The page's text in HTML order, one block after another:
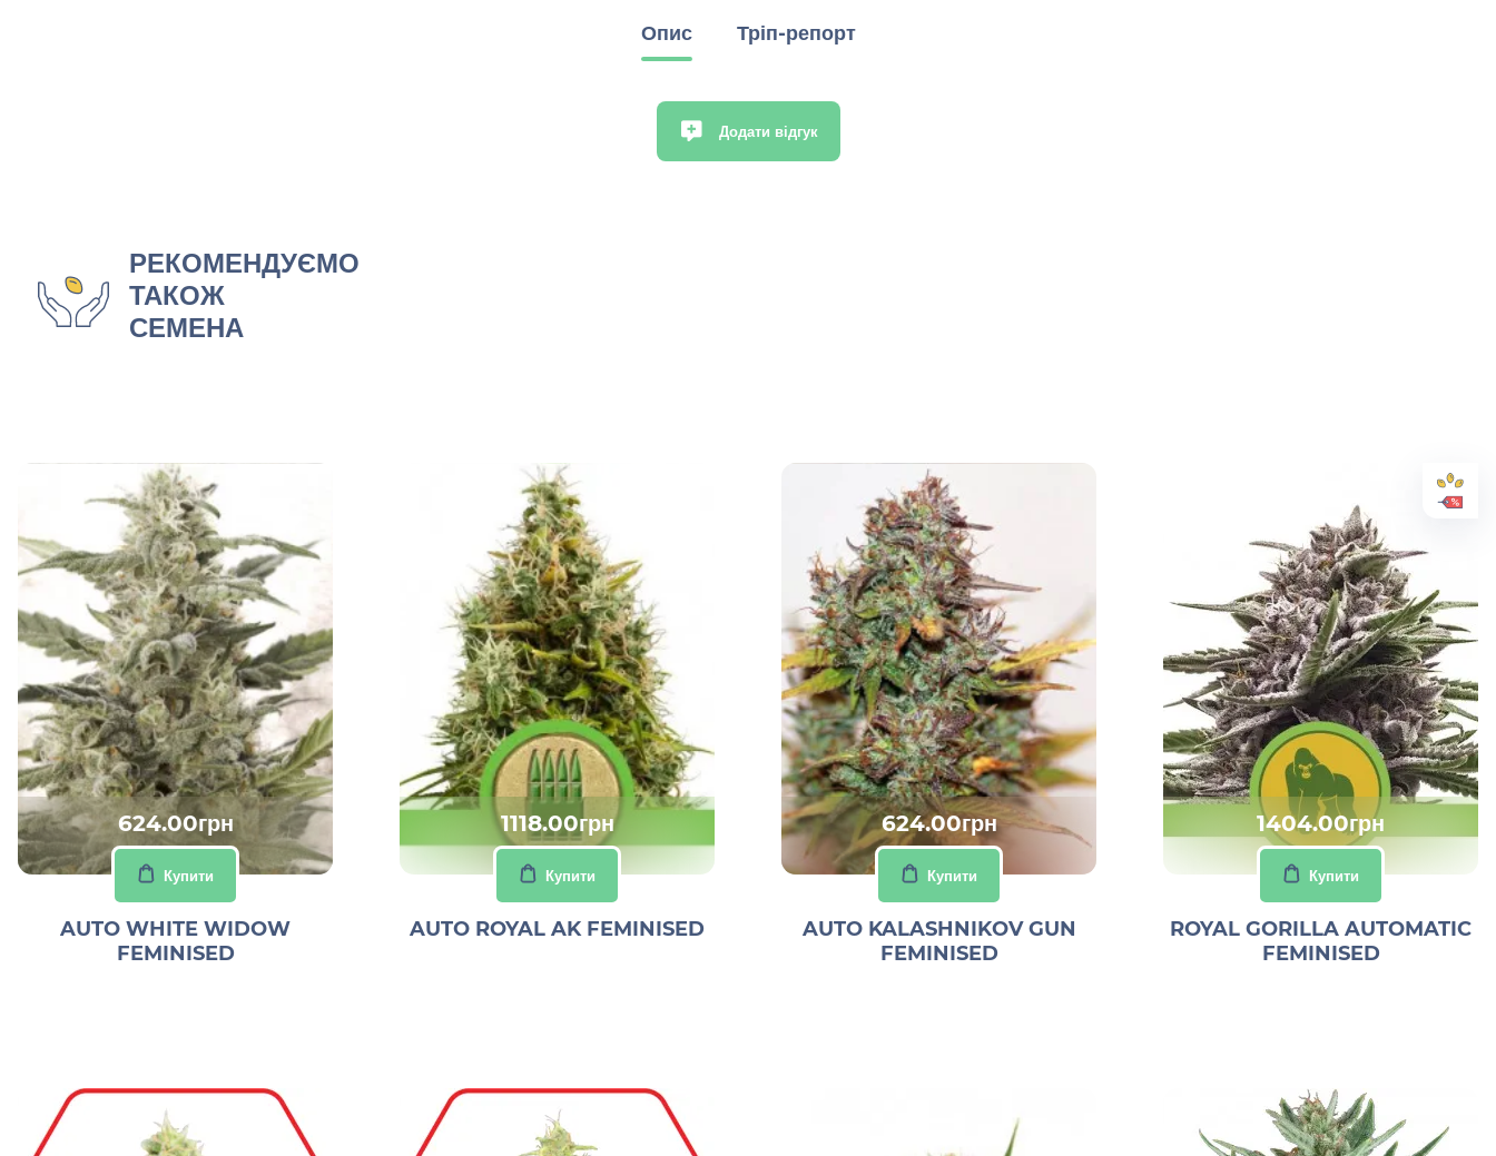
Опис Тріп-репорт
Додати відгук
РЕКОМЕНДУЄМО
ТАКОЖ
СЕМЕНА
624.00грн
Купити
AUTO WHITE WIDOW
FEMINISED
1118.00грн
Купити
AUTO ROYAL AK FEMINISED
624.00грн
Купити
AUTO KALASHNIKOV GUN
FEMINISED
1404.00грн
Купити
ROYAL GORILLA AUTOMATIC
FEMINISED